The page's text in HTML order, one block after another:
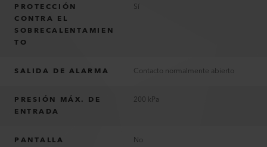
PROTECCIÓN
CONTRA EL
SOBRECALENTAMIEN
TO
Sí
SALIDA DE ALARMA Contacto normalmente abierto
PRESIÓN MÁX. DE
ENTRADA
200 kPa
PANTALLA No